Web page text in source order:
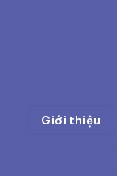
Giới thiệu